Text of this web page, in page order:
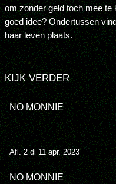
om zonder geld toch mee te
goed idee? Ondertussen
haar leven plaats.
KIJK VERDER
NO MONNIE
Afl. 2 di 11 apr. 2023
NO MONNIE